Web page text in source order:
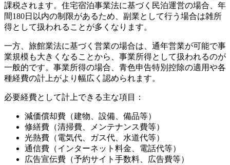
課税されます。住宅宿泊事業法に基づく民泊運営の場合、年
間180日以内の制限があるため、副業として行う場合は雑所
得として扱われることが多くなります。
一方、旅館業法に基づく営業の場合は、通年営業が可能で事
業規模も大きくなることから、事業所得として扱われるのが
一般的です。事業所得の場合、青色申告特別控除の適用や各
種経費の計上がより幅広く認められます。
必要経費として計上できる主な項目：
減価償却費（建物、設備、備品等）
修繕費（清掃費、メンテナンス費等）
光熱費（電気代、ガス代、水道代等）
通信費（インターネット料金、電話代等）
広告宣伝費（予約サイト手数料、広告費等）